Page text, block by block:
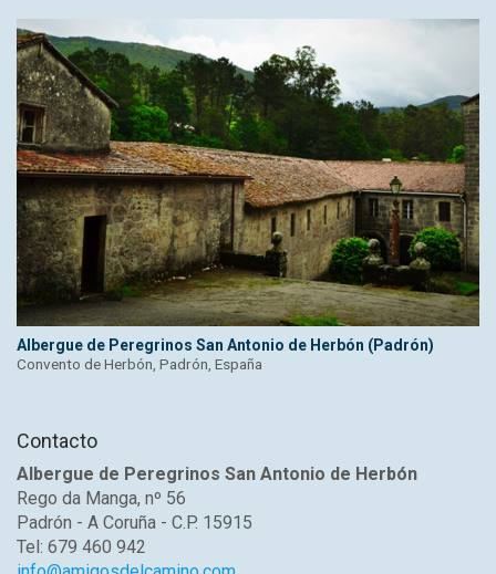
Albergue de Peregrinos San Antonio de Herbón (Padrón)
Convento de Herbón, Padrón, España
Contacto
Albergue de Peregrinos San Antonio de Herbón
Rego da Manga, nº 56
Padrón - A Coruña - C.P. 15915
Tel: 679 460 942